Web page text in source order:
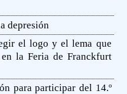
depresión
el logo y el lema que
la Feria de Franckfurt
para participar del 14.º